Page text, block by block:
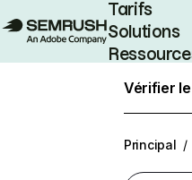
Tarifs
Solutions
Vérifier
Principal /